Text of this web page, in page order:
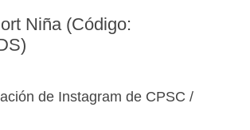
Niña (Código:
de Instagram de CPSC /